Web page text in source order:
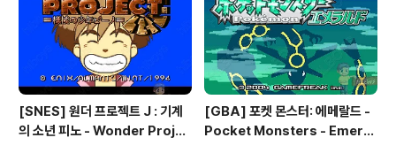
ルZ スーパー 超サイヤ伝説
더 세이크리드 스톤즈 - Fire Em
blem: The Sacred Stones
[SNES] 원더 프로젝트 J : 기계
의 소년 피노 - Wonder Projec
[GBA] 포켓 몬스터: 에메랄드 -
Pocket Monsters - Emeral